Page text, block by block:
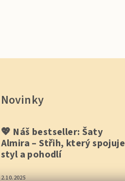
Novinky
💖 Náš bestseller: Šaty
Almira – Střih, který spojuje
styl a pohodlí
2.10.2025